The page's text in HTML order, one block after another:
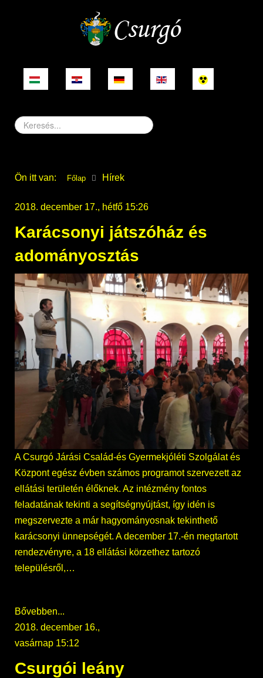
Keresés...
Ön itt van: Főlap Hírek
2018. december 17., hétfő 15:26
Karácsonyi játszóház és
adományosztás
A Csurgó Járási Család-és Gyermekjóléti Szolgálat és
Központ egész évben számos programot szervezett az
ellátási területén élőknek. Az intézmény fontos
feladatának tekinti a segítségnyújtást, így idén is
megszervezte a már hagyományosnak tekinthető
karácsonyi ünnepségét. A december 17.-én megtartott
rendezvényre, a 18 ellátási körzethez tartozó
településről,…
Bővebben...
2018. december 16.,
vasárnap 15:12
Csurgói leány